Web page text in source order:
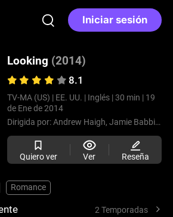
Iniciar sesión
Looking (2014)
8.1
TV-MA (US) | EE. UU. | Inglés | 30 min | 19
de Ene de 2014
Dirigida por:Andrew Haigh, Jamie Babbit,
Quiero ver Ver Reseña
Romance
2 Temporadas